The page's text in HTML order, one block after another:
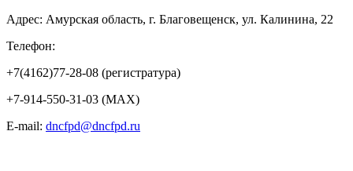
Адрес: Амурская область, г. Благовещенск, ул. Калинина, 22
Телефон:
+7(4162)77-28-08 (регистратура)
+7-914-550-31-03 (MAX)
E-mail: dncfpd@dncfpd.ru